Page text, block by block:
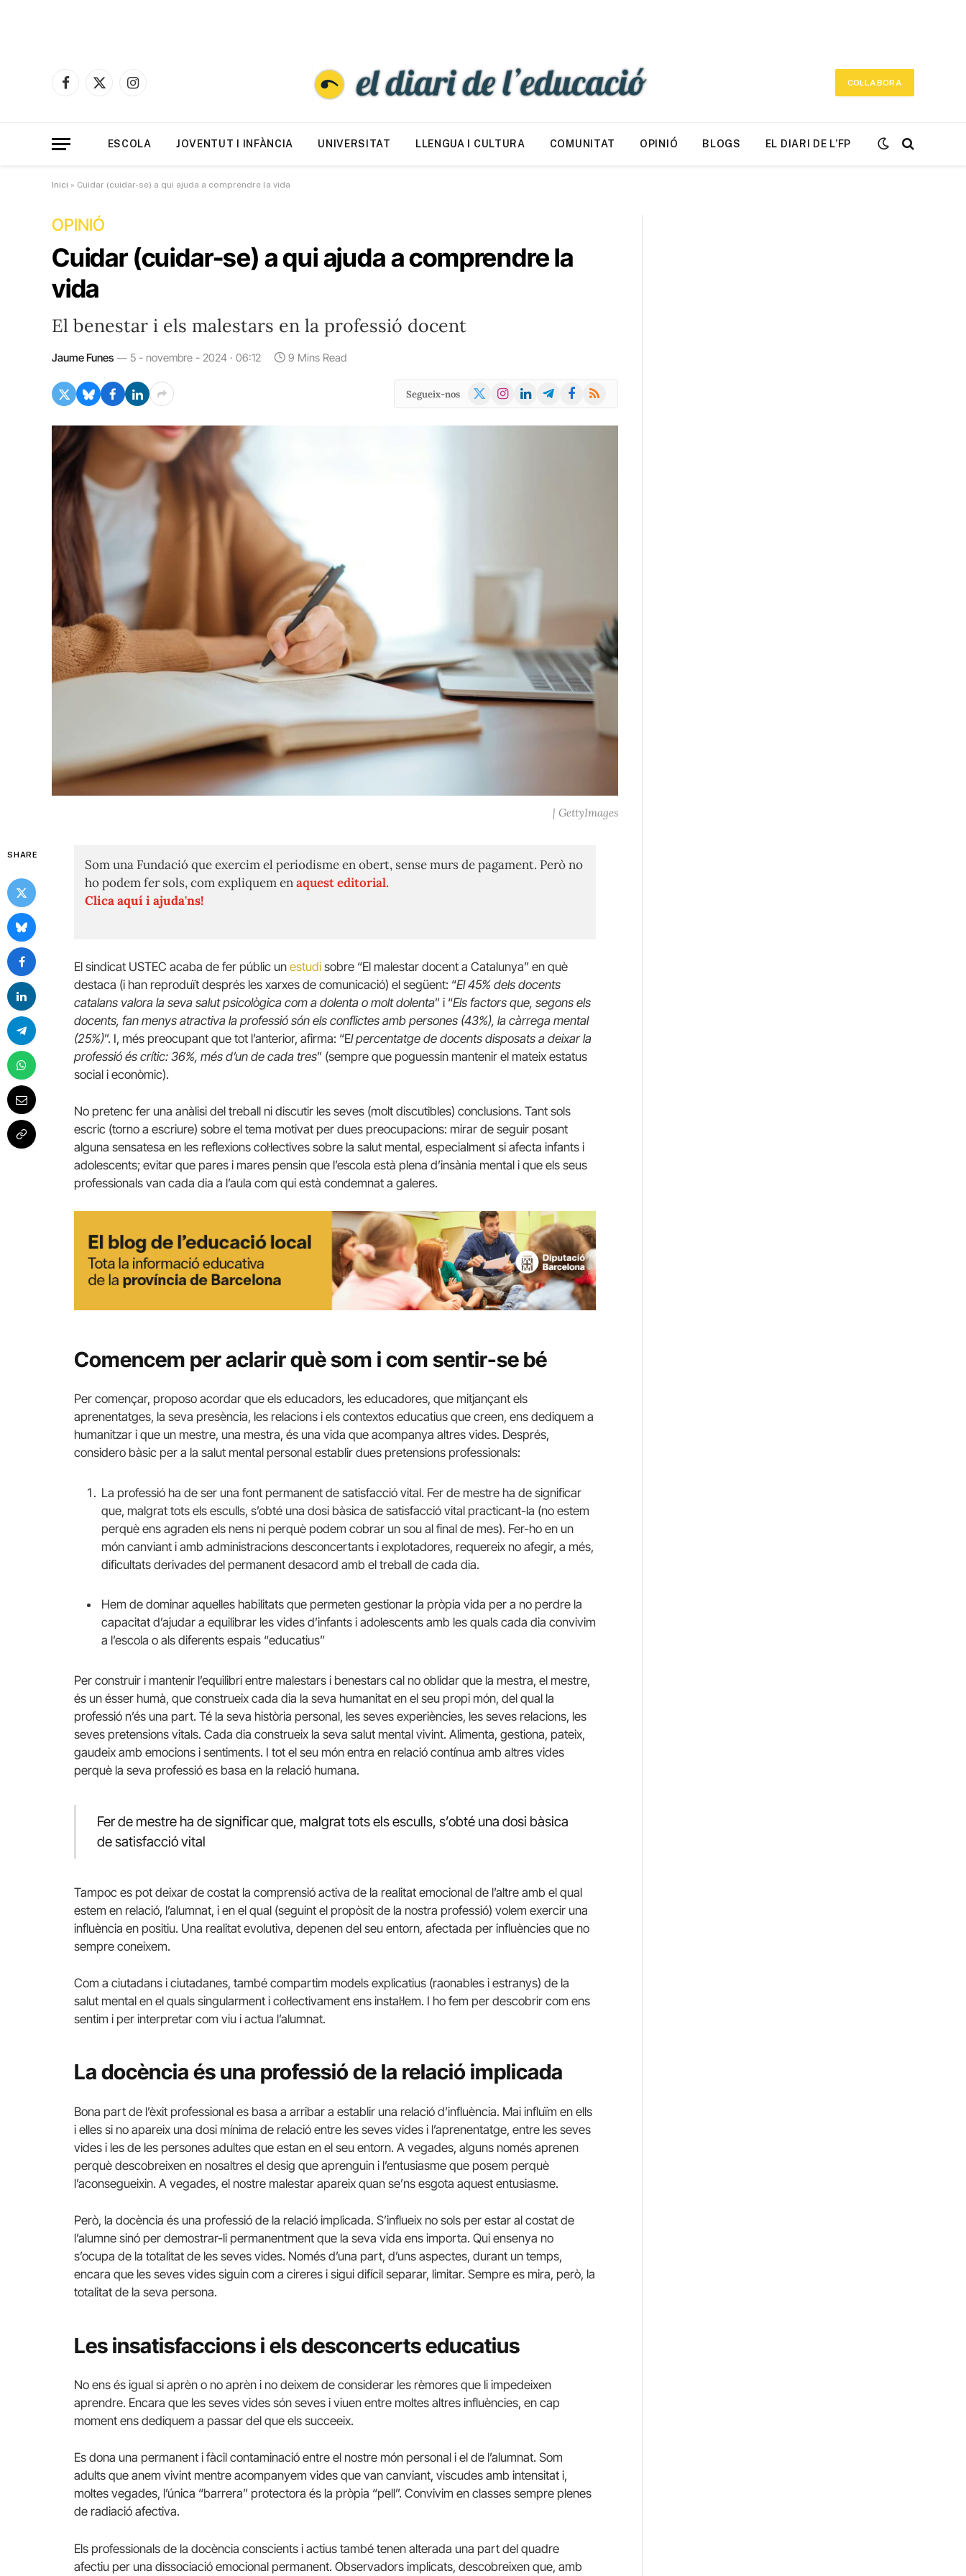
Facebook
X
Instagram
COL·LABORA
ESCOLA JOVENTUT I INFÀNCIA UNIVERSITAT LLENGUA I CULTURA COMUNITAT OPINIÓ BLOGS EL DIARI DE L’FP
Inici » Cuidar (cuidar-se) a qui ajuda a comprendre la vida
OPINIÓ
Cuidar (cuidar-se) a qui ajuda a comprendre la
vida
El benestar i els malestars en la professió docent
Jaume Funes 5 - novembre - 2024 · 06:12 9 Mins Read
Segueix-nos
X
Instagram
LinkedInTelegramFacebook
RSS
| GettyImages
SHARE
Som una Fundació que exercim el periodisme en obert, sense murs de pagament. Però no
ho podem fer sols, com expliquem enaquest editorial.
Clica aquí i ajuda'ns!
El sindicat USTEC acaba de fer públic un estudi sobre “El malestar docent a Catalunya” en què
destaca (i han reproduït després les xarxes de comunicació) el següent: “El 45% dels docents
catalans valora la seva salut psicològica com a dolenta o molt dolenta” i “Els factors que, segons els
docents, fan menys atractiva la professió són els conflictes amb persones (43%), la càrrega mental
(25%)”. I, més preocupant que tot l’anterior, afirma: “El percentatge de docents disposats a deixar la
professió és crític: 36%, més d’un de cada tres” (sempre que poguessin mantenir el mateix estatus
social i econòmic).
No pretenc fer una anàlisi del treball ni discutir les seves (molt discutibles) conclusions. Tant sols
escric (torno a escriure) sobre el tema motivat per dues preocupacions: mirar de seguir posant
alguna sensatesa en les reflexions col·lectives sobre la salut mental, especialment si afecta infants i
adolescents; evitar que pares i mares pensin que l’escola està plena d’insània mental i que els seus
professionals van cada dia a l’aula com qui està condemnat a galeres.
Comencem per aclarir què som i com sentir-se bé
Per començar, proposo acordar que els educadors, les educadores, que mitjançant els
aprenentatges, la seva presència, les relacions i els contextos educatius que creen, ens dediquem a
humanitzar i que un mestre, una mestra, és una vida que acompanya altres vides. Després,
considero bàsic per a la salut mental personal establir dues pretensions professionals:
La professió ha de ser una font permanent de satisfacció vital. Fer de mestre ha de significar
que, malgrat tots els esculls, s’obté una dosi bàsica de satisfacció vital practicant-la (no estem
perquè ens agraden els nens ni perquè podem cobrar un sou al final de mes). Fer-ho en un
món canviant i amb administracions desconcertants i explotadores, requereix no afegir, a més,
dificultats derivades del permanent desacord amb el treball de cada dia.
Hem de dominar aquelles habilitats que permeten gestionar la pròpia vida per a no perdre la
capacitat d’ajudar a equilibrar les vides d’infants i adolescents amb les quals cada dia convivim
a l’escola o als diferents espais “educatius”
Per construir i mantenir l’equilibri entre malestars i benestars cal no oblidar que la mestra, el mestre,
és un ésser humà, que construeix cada dia la seva humanitat en el seu propi món, del qual la
professió n’és una part. Té la seva història personal, les seves experiències, les seves relacions, les
seves pretensions vitals. Cada dia construeix la seva salut mental vivint. Alimenta, gestiona, pateix,
gaudeix amb emocions i sentiments. I tot el seu món entra en relació contínua amb altres vides
perquè la seva professió es basa en la relació humana.
Fer de mestre ha de significar que, malgrat tots els esculls, s’obté una dosi bàsica
de satisfacció vital
Tampoc es pot deixar de costat la comprensió activa de la realitat emocional de l’altre amb el qual
estem en relació, l’alumnat, i en el qual (seguint el propòsit de la nostra professió) volem exercir una
influència en positiu. Una realitat evolutiva, depenen del seu entorn, afectada per influències que no
sempre coneixem.
Com a ciutadans i ciutadanes, també compartim models explicatius (raonables i estranys) de la
salut mental en el quals singularment i col·lectivament ens instal·lem. I ho fem per descobrir com ens
sentim i per interpretar com viu i actua l’alumnat.
La docència és una professió de la relació implicada
Bona part de l’èxit professional es basa a arribar a establir una relació d’influència. Mai influïm en ells
i elles si no apareix una dosi mínima de relació entre les seves vides i l’aprenentatge, entre les seves
vides i les de les persones adultes que estan en el seu entorn. A vegades, alguns només aprenen
perquè descobreixen en nosaltres el desig que aprenguin i l’entusiasme que posem perquè
l’aconsegueixin. A vegades, el nostre malestar apareix quan se’ns esgota aquest entusiasme.
Però, la docència és una professió de la relació implicada. S’influeix no sols per estar al costat de
l’alumne sinó per demostrar-li permanentment que la seva vida ens importa. Qui ensenya no
s’ocupa de la totalitat de les seves vides. Només d’una part, d’uns aspectes, durant un temps,
encara que les seves vides siguin com a cireres i sigui difícil separar, limitar. Sempre es mira, però, la
totalitat de la seva persona.
Les insatisfaccions i els desconcerts educatius
No ens és igual si aprèn o no aprèn i no deixem de considerar les rèmores que li impedeixen
aprendre. Encara que les seves vides són seves i viuen entre moltes altres influències, en cap
moment ens dediquem a passar del que els succeeix.
Es dona una permanent i fàcil contaminació entre el nostre món personal i el de l’alumnat. Som
adults que anem vivint mentre acompanyem vides que van canviant, viscudes amb intensitat i,
moltes vegades, l’única “barrera” protectora és la pròpia “pell”. Convivim en classes sempre plenes
de radiació afectiva.
Els professionals de la docència conscients i actius també tenen alterada una part del quadre
afectiu per una dissociació emocional permanent. Observadors implicats, descobreixen que, amb